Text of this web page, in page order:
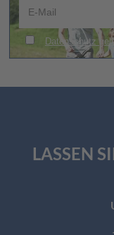
LASSEN